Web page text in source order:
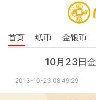
首页 纸币 金银币
10月23日
2013-10-23 08:49:29